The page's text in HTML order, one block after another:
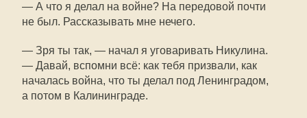
— А что я делал на войне? На передовой почти
не был. Рассказывать мне нечего.
— Зря ты так, — начал я уговаривать Никулина.
— Давай, вспомни всё: как тебя призвали, как
началась война, что ты делал под Ленинградом,
а потом в Калининграде.